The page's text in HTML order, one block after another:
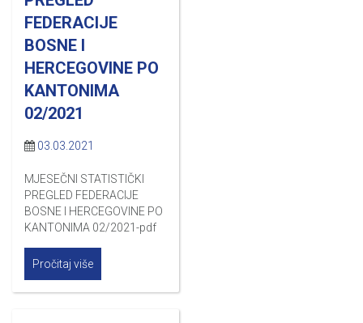
FEDERACIJE
BOSNE I
HERCEGOVINE PO
KANTONIMA
02/2021
03.03.2021
MJESEČNI STATISTIČKI
PREGLED FEDERACIJE
BOSNE I HERCEGOVINE PO
KANTONIMA 02/2021-pdf
Pročitaj više